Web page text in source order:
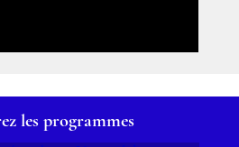
les programmes